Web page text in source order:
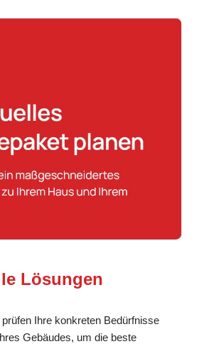
Lösungen
Ihre konkreten Bedürfnisse
Gebäudes, um die beste